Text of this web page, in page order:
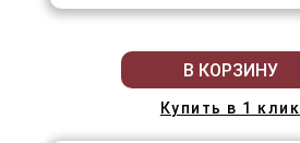
В КОРЗИНУ
Купить в 1 клик